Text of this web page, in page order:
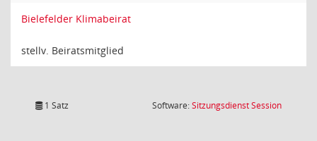
Bielefelder Klimabeirat
stellv. Beiratsmitglied
1 Satz Software:SitzungsdienstSession(Wird in